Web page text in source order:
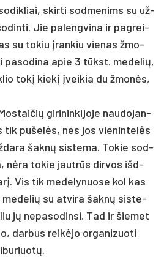
skir­ti sod­me­nims su už­
Jie pa­leng­vi­na ir pa­grei­
su to­kiu įran­kiu vie­nas žmo­
pa­so­di­na apie 3 tūkst. me­de­lių,
tokį kiekį įvei­kia du žmonės,
gi­ri­nin­ki­jo­je nau­do­jan­
pu­šelės, nes jos vie­nin­telės
šaknų sis­te­ma. To­kie sod­
nėra to­kie jautrūs dir­vos išd­
Vis tik me­de­ly­nuo­se kol kas
me­de­lių su at­vi­ra šaknų sis­te­
jų ne­pa­so­din­si. Tad ir šie­met
dar­bus reikė­jo or­ga­ni­zuo­ti